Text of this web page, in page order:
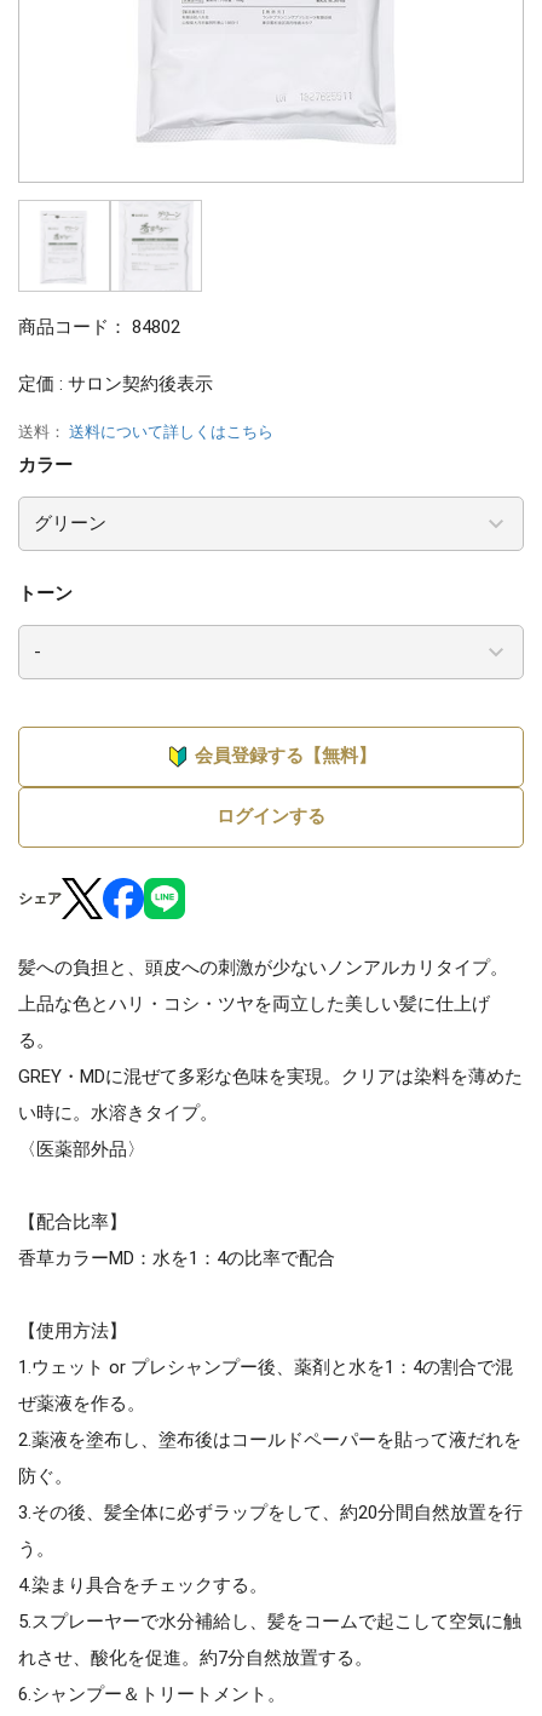
商品コード： 84802
定価 : サロン契約後表示
送料： 送料について詳しくはこちら
カラー
トーン
会員登録する【無料】
ログインする
シェア
髪への負担と、頭皮への刺激が少ないノンアルカリタイプ。
上品な色とハリ・コシ・ツヤを両立した美しい髪に仕上げ
る。
GREY・MDに混ぜて多彩な色味を実現。クリアは染料を薄めた
い時に。水溶きタイプ。
〈医薬部外品〉
【配合比率】
香草カラーMD：水を1：4の比率で配合
【使用方法】
1.ウェット or プレシャンプー後、薬剤と水を1：4の割合で混
ぜ薬液を作る。
2.薬液を塗布し、塗布後はコールドペーパーを貼って液だれを
防ぐ。
3.その後、髪全体に必ずラップをして、約20分間自然放置を行
う。
4.染まり具合をチェックする。
5.スプレーヤーで水分補給し、髪をコームで起こして空気に触
れさせ、酸化を促進。約7分自然放置する。
6.シャンプー＆トリートメント。